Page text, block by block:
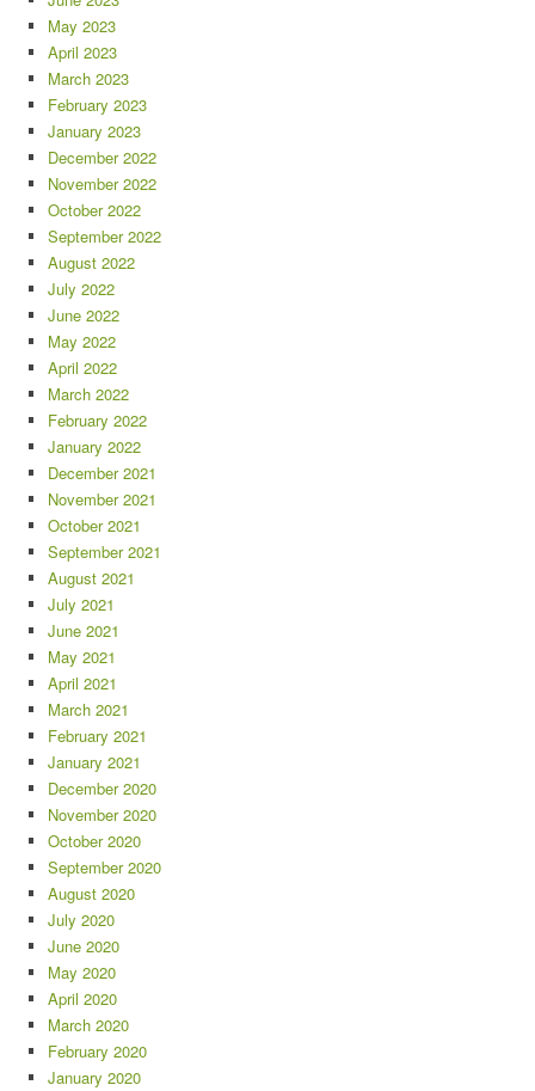
May 2023
April 2023
March 2023
February 2023
January 2023
December 2022
November 2022
October 2022
September 2022
August 2022
July 2022
June 2022
May 2022
April 2022
March 2022
February 2022
January 2022
December 2021
November 2021
October 2021
September 2021
August 2021
July 2021
June 2021
May 2021
April 2021
March 2021
February 2021
January 2021
December 2020
November 2020
October 2020
September 2020
August 2020
July 2020
June 2020
May 2020
April 2020
March 2020
February 2020
January 2020